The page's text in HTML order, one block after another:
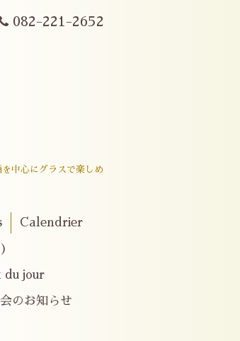
082-221-2652
中心にグラスで楽しめ
Calendrier
du jour
のお知らせ